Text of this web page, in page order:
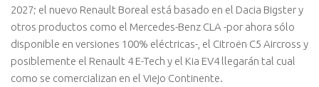
2027; el nuevo Renault Boreal está basado en el Dacia Bigster y
otros productos como el Mercedes-Benz CLA -por ahora sólo
disponible en versiones 100% eléctricas-, el Citroën C5 Aircross y
posiblemente el Renault 4 E-Tech y el Kia EV4 llegarán tal cual
como se comercializan en el Viejo Continente.